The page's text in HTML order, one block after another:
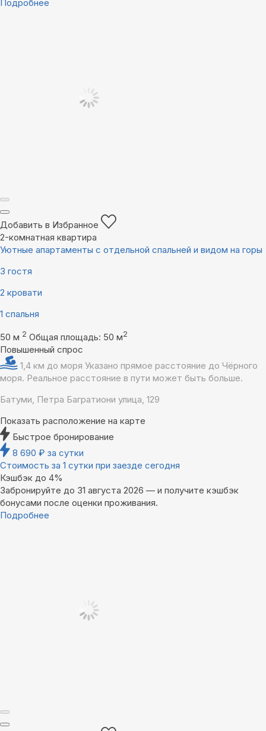
Подробнее
Добавить в Избранное
2-комнатная квартира
Уютные апартаменты с отдельной спальней и видом на горы
3 гостя
2 кровати
1 спальня
50 м 2 Общая площадь: 50 м2
Повышенный спрос
1,4 км до моря Указано прямое расстояние до Чёрного
моря. Реальное расстояние в пути может быть больше.
Батуми, Петра Багратиони улица, 129
Показать расположение на карте
Быстрое бронирование
8 690 ₽ за сутки
Стоимость за 1 сутки при заезде сегодня
Кэшбэк до 4%
Забронируйте до 31 августа 2026 — и получите кэшбэк
бонусами после оценки проживания.
Подробнее